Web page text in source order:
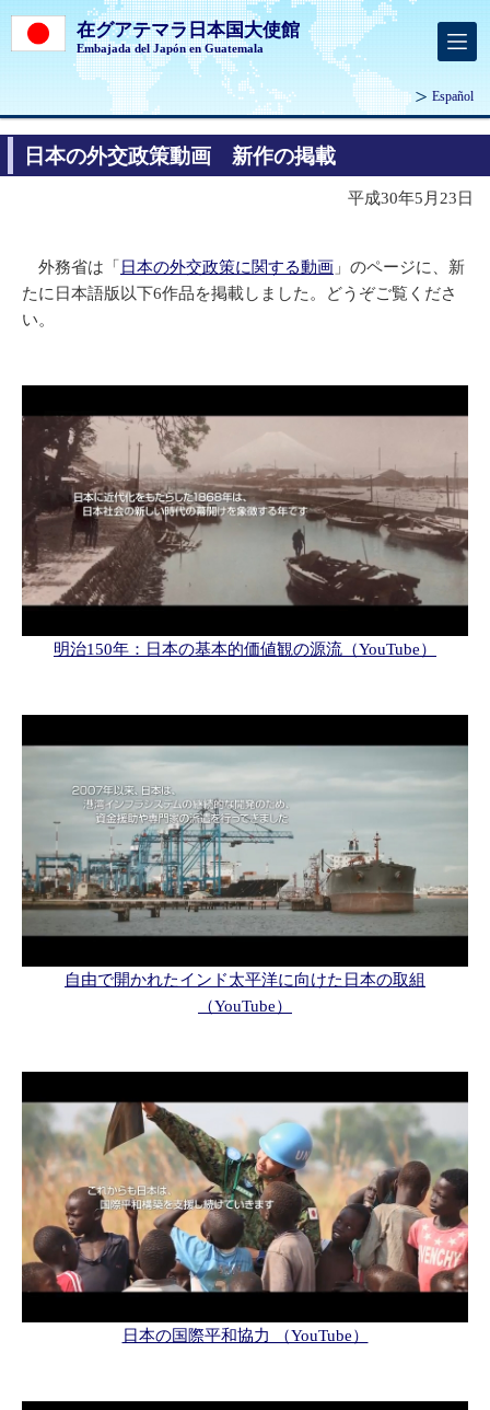
在グアテマラ日本国大使館
Embajada del Japón en Guatemala
Español
日本の外交政策動画 新作の掲載
平成30年5月23日
外務省は「 日本の外交政策に関する動画 」のページに、新
たに日本語版以下6作品を掲載しました。どうぞご覧くださ
い。
明治150年：日本の基本的価値観の源流（YouTube）
自由で開かれたインド太平洋に向けた日本の取組
（YouTube）
日本の国際平和協力 （YouTube）